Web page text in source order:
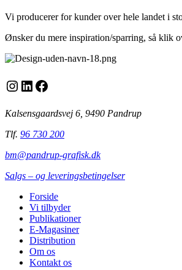
Vi producerer for kunder over hele landet i
Ønsker du mere inspiration/sparring, så klik
Instagram
LinkedIn
Facebook
Kalsensgaardsvej 6, 9490 Pandrup
Tlf. 96 730 200
bm@pandrup-grafisk.dk
Salgs – og leveringsbetingelser
Forside
Vi tilbyder
Publikationer
E-Magasiner
Distribution
Om os
Kontakt os